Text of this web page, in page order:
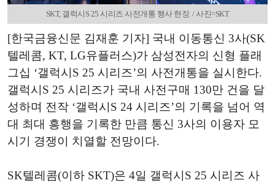
SKT, 갤럭시S 25 시리즈 사전개통 행사 현장. / 사진=SKT
[한국금융신문 김재훈 기자] 국내 이동통신 3사(SK
텔레콤, KT, LG유플러스)가 삼성전자의 신형 플래
그십 ‘갤럭시S 25 시리즈’의 사전개통을 실시한다.
갤럭시S 25 시리즈가 국내 사전구매 130만 건을 달
성하며 전작 ‘갤럭시S 24 시리즈’의 기록을 넘어 역
대 최대 흥행을 기록한 만큼 통신 3사의 이용자 모
시기 경쟁이 치열할 전망이다.
SK텔레콤(이하 SKT)은 4일 갤럭시S 25 시리즈 사